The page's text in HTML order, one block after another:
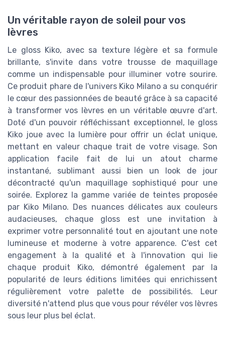
Un véritable rayon de soleil pour vos
lèvres
Le gloss Kiko, avec sa texture légère et sa formule
brillante, s'invite dans votre trousse de maquillage
comme un indispensable pour illuminer votre sourire.
Ce produit phare de l'univers Kiko Milano a su conquérir
le cœur des passionnées de beauté grâce à sa capacité
à transformer vos lèvres en un véritable œuvre d'art.
Doté d'un pouvoir réfléchissant exceptionnel, le gloss
Kiko joue avec la lumière pour offrir un éclat unique,
mettant en valeur chaque trait de votre visage. Son
application facile fait de lui un atout charme
instantané, sublimant aussi bien un look de jour
décontracté qu'un maquillage sophistiqué pour une
soirée. Explorez la gamme variée de teintes proposée
par Kiko Milano. Des nuances délicates aux couleurs
audacieuses, chaque gloss est une invitation à
exprimer votre personnalité tout en ajoutant une note
lumineuse et moderne à votre apparence. C'est cet
engagement à la qualité et à l'innovation qui lie
chaque produit Kiko, démontré également par la
popularité de leurs éditions limitées qui enrichissent
régulièrement votre palette de possibilités. Leur
diversité n'attend plus que vous pour révéler vos lèvres
sous leur plus bel éclat.